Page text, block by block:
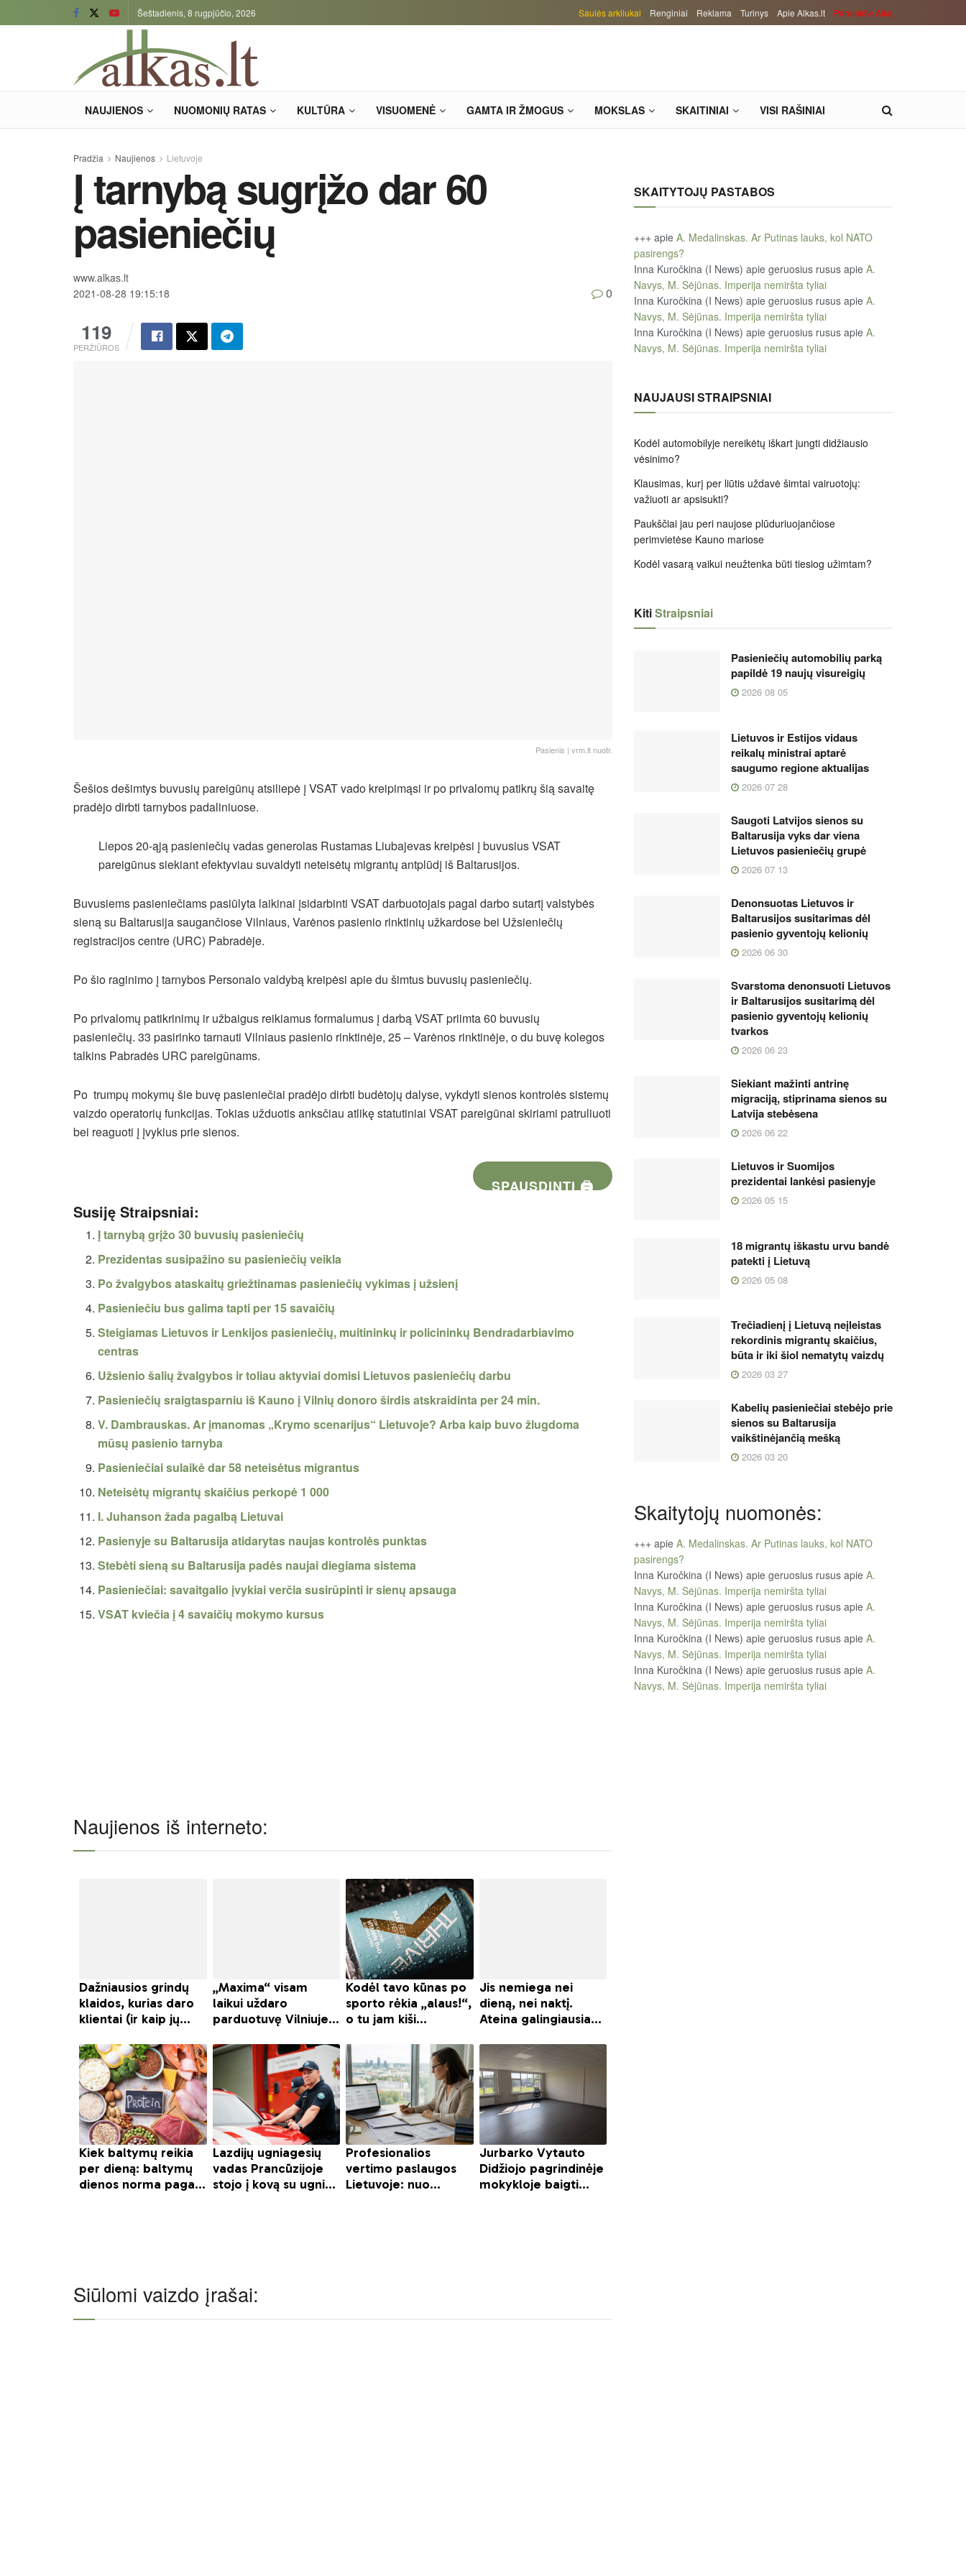
Šeštadienis, 8 rugpjūčio, 2026 Saulės arkliukai Renginiai Reklama Turinys Apie Alkas.lt Paremkite Alką
NAUJIENOS NUOMONIŲ RATAS KULTŪRA VISUOMENĖ GAMTA IR ŽMOGUS MOKSLAS SKAITINIAI VISI RAŠINIAI
Pradžia Naujienos Lietuvoje
Į tarnybą sugrįžo dar 60
pasieniečių
www.alkas.lt
2021-08-28 19:15:18
119
PERŽIŪROS
0
Pasienis | vrm.lt nuotr.
Šešios dešimtys buvusių pareigūnų atsiliepė į VSAT vado kreipimąsi ir po privalomų patikrų šią savaitę
pradėjo dirbti tarnybos padaliniuose.
Liepos 20-ąją pasieniečių vadas generolas Rustamas Liubajevas kreipėsi į buvusius VSAT
pareigūnus siekiant efektyviau suvaldyti neteisėtų migrantų antplūdį iš Baltarusijos.
Buvusiems pasieniečiams pasiūlyta laikinai įsidarbinti VSAT darbuotojais pagal darbo sutartį valstybės
sieną su Baltarusija saugančiose Vilniaus, Varėnos pasienio rinktinių užkardose bei Užsieniečių
registracijos centre (URC) Pabradėje.
Po šio raginimo į tarnybos Personalo valdybą kreipėsi apie du šimtus buvusių pasieniečių.
Po privalomų patikrinimų ir užbaigus reikiamus formalumus į darbą VSAT priimta 60 buvusių
pasieniečių. 33 pasirinko tarnauti Vilniaus pasienio rinktinėje, 25 – Varėnos rinktinėje, o du buvę kolegos
talkins Pabradės URC pareigūnams.
Po trumpų mokymų šie buvę pasieniečiai pradėjo dirbti budėtojų dalyse, vykdyti sienos kontrolės sistemų
vaizdo operatorių funkcijas. Tokias užduotis anksčiau atlikę statutiniai VSAT pareigūnai skiriami patruliuoti
bei reaguoti į įvykius prie sienos.
SPAUSDINTI 🖨
Susiję Straipsniai:
Į tarnybą grįžo 30 buvusių pasieniečių
Prezidentas susipažino su pasieniečių veikla
Po žvalgybos ataskaitų griežtinamas pasieniečių vykimas į užsienį
Pasieniečiu bus galima tapti per 15 savaičių
Steigiamas Lietuvos ir Lenkijos pasieniečių, muitininkų ir policininkų Bendradarbiavimo
centras
Užsienio šalių žvalgybos ir toliau aktyviai domisi Lietuvos pasieniečių darbu
Pasieniečių sraigtasparniu iš Kauno į Vilnių donoro širdis atskraidinta per 24 min.
V. Dambrauskas. Ar įmanomas „Krymo scenarijus“ Lietuvoje? Arba kaip buvo žlugdoma
mūsų pasienio tarnyba
Pasieniečiai sulaikė dar 58 neteisėtus migrantus
Neteisėtų migrantų skaičius perkopė 1 000
I. Juhanson žada pagalbą Lietuvai
Pasienyje su Baltarusija atidarytas naujas kontrolės punktas
Stebėti sieną su Baltarusija padės naujai diegiama sistema
Pasieniečiai: savaitgalio įvykiai verčia susirūpinti ir sienų apsauga
VSAT kviečia į 4 savaičių mokymo kursus
Naujienos iš interneto:
Siūlomi vaizdo įrašai:
SKAITYTOJŲ PASTABOS
+++ apie A. Medalinskas. Ar Putinas lauks, kol NATO
pasirengs?
Inna Kuročkina (I News) apie geruosius rusus apie A.
Navys, M. Sėjūnas. Imperija nemiršta tyliai
Inna Kuročkina (I News) apie geruosius rusus apie A.
Navys, M. Sėjūnas. Imperija nemiršta tyliai
Inna Kuročkina (I News) apie geruosius rusus apie A.
Navys, M. Sėjūnas. Imperija nemiršta tyliai
NAUJAUSI STRAIPSNIAI
Kodėl automobilyje nereikėtų iškart jungti didžiausio
vėsinimo?
Klausimas, kurį per liūtis uždavė šimtai vairuotojų:
važiuoti ar apsisukti?
Paukščiai jau peri naujose plūduriuojančiose
perimvietėse Kauno mariose
Kodėl vasarą vaikui neužtenka būti tiesiog užimtam?
KitiStraipsniai
Pasieniečių automobilių parką
papildė 19 naujų visureigių
2026 08 05
Lietuvos ir Estijos vidaus
reikalų ministrai aptarė
saugumo regione aktualijas
2026 07 28
Saugoti Latvijos sienos su
Baltarusija vyks dar viena
Lietuvos pasieniečių grupė
2026 07 13
Denonsuotas Lietuvos ir
Baltarusijos susitarimas dėl
pasienio gyventojų kelionių
2026 06 30
Svarstoma denonsuoti Lietuvos
ir Baltarusijos susitarimą dėl
pasienio gyventojų kelionių
tvarkos
2026 06 23
Siekiant mažinti antrinę
migraciją, stiprinama sienos su
Latvija stebėsena
2026 06 22
Lietuvos ir Suomijos
prezidentai lankėsi pasienyje
2026 05 15
18 migrantų iškastu urvu bandė
patekti į Lietuvą
2026 05 08
Trečiadienį į Lietuvą neįleistas
rekordinis migrantų skaičius,
būta ir iki šiol nematytų vaizdų
2026 03 27
Kabelių pasieniečiai stebėjo prie
sienos su Baltarusija
vaikštinėjančią mešką
2026 03 20
Skaitytojų nuomonės:
+++ apie A. Medalinskas. Ar Putinas lauks, kol NATO
pasirengs?
Inna Kuročkina (I News) apie geruosius rusus apie A.
Navys, M. Sėjūnas. Imperija nemiršta tyliai
Inna Kuročkina (I News) apie geruosius rusus apie A.
Navys, M. Sėjūnas. Imperija nemiršta tyliai
Inna Kuročkina (I News) apie geruosius rusus apie A.
Navys, M. Sėjūnas. Imperija nemiršta tyliai
Inna Kuročkina (I News) apie geruosius rusus apie A.
Navys, M. Sėjūnas. Imperija nemiršta tyliai